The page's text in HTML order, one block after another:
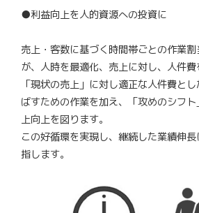
●利益向上を人的資源への投資に
売上・客数に基づく時間帯ごとの作業
が、人時を最適化、売上に対し、人件費
「現状の売上」に対し適正な人件費と
ばすための作業を加え、「攻めのシフ
上向上を図ります。
この好循環を実現し、継続した業績伸
指します。